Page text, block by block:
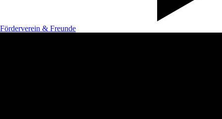
Förderverein & Freunde